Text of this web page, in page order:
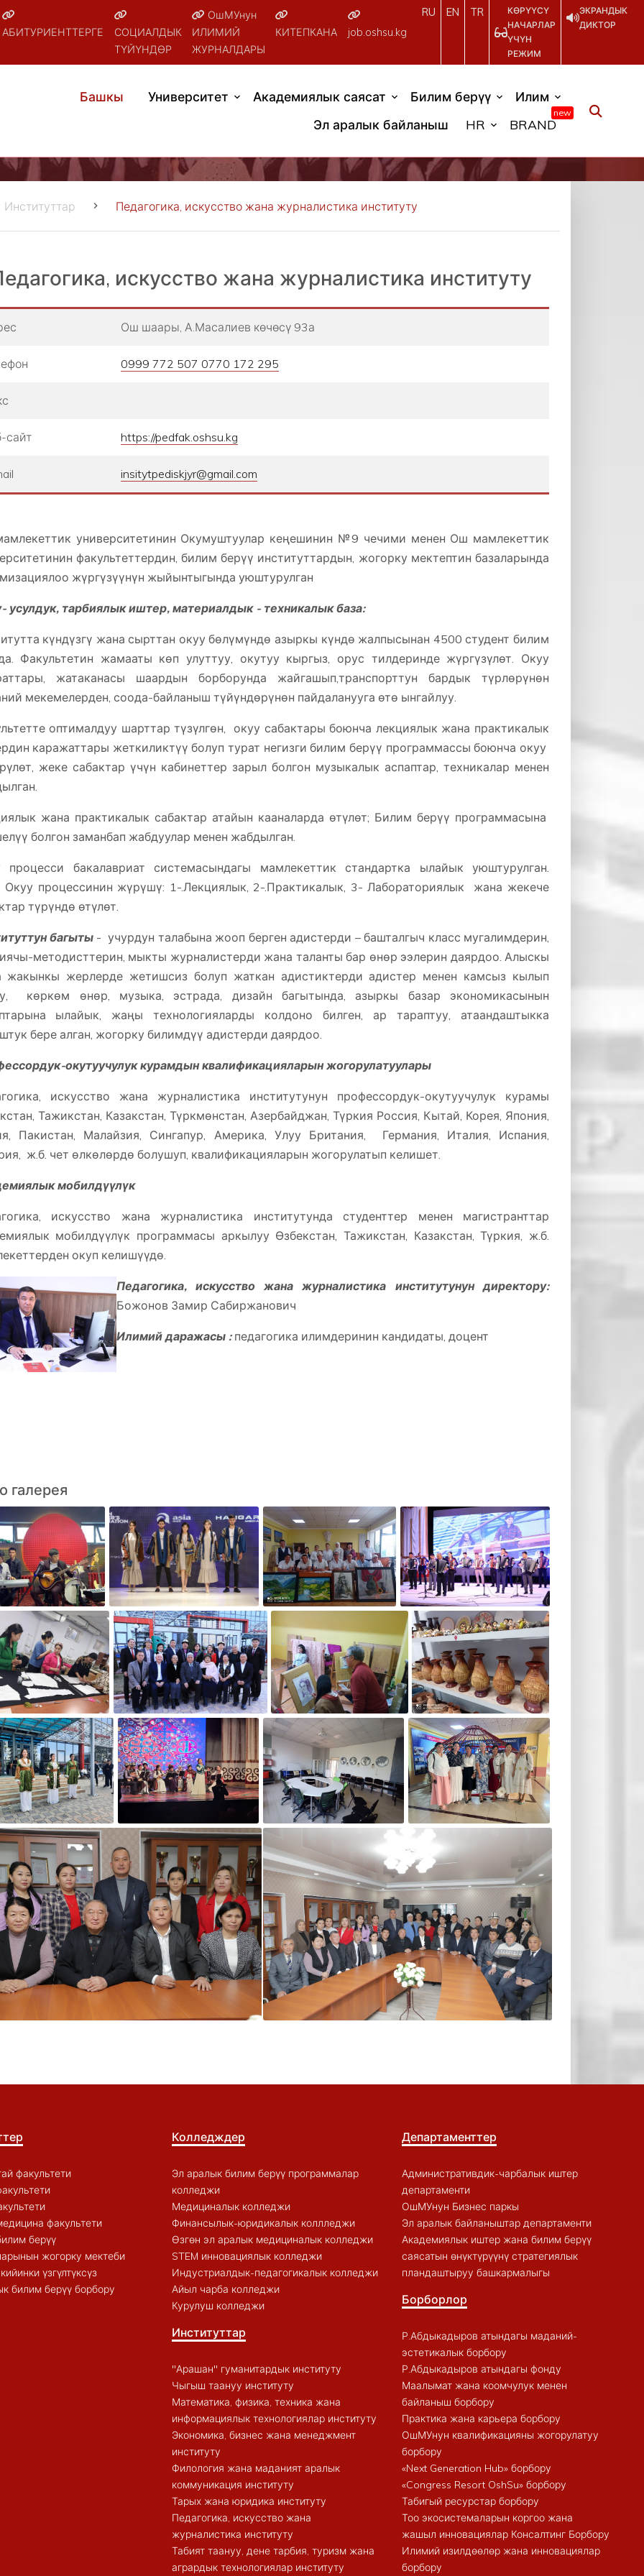
АБИТУРИЕНТТЕРГЕ
СОЦИАЛДЫК
ТҮЙҮНДӨР
ОшМУнун
ИЛИМИЙ
ЖУРНАЛДАРЫ
КИТЕПКАНА job.oshsu.kg
RU EN TR
КӨРҮҮСҮ
НАЧАРЛАР
ҮЧҮН
РЕЖИМ
ЭКРАНДЫК
ДИКТОР
Башкы Университет Академиялык саясат Билим берүү
Илим
Эл аралык байланыш
HR BRAND
new
Институттар Педагогика, искусство жана журналистика институту
искусство жана журналистика институту
Ош шаары, А.Масалиев көчөсү 93а
0999 772 507 0770 172 295
сайт https://pedfak.oshsu.kg
insitytpediskjyr@gmail.com
университетинин Окумуштуулар кеңешинин №9 чечими менен Ош мамлекеттик
факультеттердин, билим берүү институттардын, жогорку мектептин базаларында
жүргүзүүнүн жыйынтыгында уюштурулган
усулдук, тарбиялык иштер, материалдык - техникалык база:
күндүзгү жана сырттан окуу бөлүмүндө азыркы күндө жалпысынан 4500 студент билим
Факультетин жамааты көп улуттуу, окутуу кыргыз, орус тилдеринде жүргүзүлөт. Окуу
жатаканасы шаардын борборунда жайгашып,транспорттун бардык түрлөрүнөн
мекемелерден, соода-байланыш түйүндөрүнөн пайдаланууга өтө ынгайлуу.
оптималдуу шарттар түзүлгөн, окуу сабактары боюнча лекциялык жана практикалык
каражаттары жеткиликтүү болуп турат негизги билим берүү программассы боюнча окуу
жеке сабактар ​​үчүн кабинеттер зарыл болгон музыкалык аспаптар, техникалар менен
жана практикалык сабактар атайын кааналарда өтүлөт; Билим берүү программасына
болгон заманбап жабдуулар менен жабдылган.
процесси бакалавриат системасындагы мамлекеттик стандартка ылайык уюштурулган.
процессинин жүрүшү: 1-.Лекциялык, 2-.Практикалык, 3- Лабораториялык жана жекече
түрүндө өтүлөт.
багыты- учурдун талабына жооп берген адистерди – башталгыч класс мугалимдерин,
методисттерин, мыкты журналистерди жана таланты бар өнөр ээлерин даярдоо. Алыскы
жакынкы жерлерде жетишсиз болуп жаткан адистиктерди адистер менен камсыз кылып
көркөм өнөр, музыка, эстрада, дизайн багытында, азыркы базар экономикасынын
ылайык, жаңы технологияларды колдоно билген, ар тараптуу, атаандаштыкка
бере алган, жогорку билимдүү адистерди даярдоо.
окутуучулук курамдын квалификацияларын жогорулатуулары
искусство жана журналистика институтунун профессордук-окутуучулук курамы
Тажикстан, Казакстан, Түркмөнстан, Азербайджан, Түркия Россия, Кытай, Корея, Япония,
Пакистан, Малайзия, Сингапур, Америка, Улуу Британия, Германия, Италия, Испания,
ж.б. чет өлкөлөрдө болушуп, квалификацияларын жогорулатып келишет.
мобилдүүлүк
искусство жана журналистика институтунда студенттер менен магистранттар
мобилдүүлүк программасы аркылуу Өзбекстан, Тажикстан, Казакстан, Түркия, ж.б.
окуп келишүүдө.
Педагогика, искусство жана журналистика институтунун директору:
Божонов Замир Сабиржанович
Илимий даражасы :педагогика илимдеринин кандидаты, доцент
галерея
факультети
факультети
берүү
жогорку мектеби
үзгүлтүксүз
билим берүү борбору
Колледждер
Эл аралык билим берүү программалар
колледжи
Медициналык колледжи
Финансылык-юридикалык коллледжи
Өзгөн эл аралык медициналык колледжи
STEM инновациялык колледжи
Индустриалдык-педагогикалык колледжи
Айыл чарба колледжи
Курулуш колледжи
Институттар
"Арашан" гуманитардык институту
Чыгыш таануу институту
Математика, физика, техника жана
информациялык технологиялар институту
Экономика, бизнес жана менеджмент
институту
Филология жана маданият аралык
коммуникация институту
Тарых жана юридика институту
Педагогика, искусство жана
журналистика институту
Табият таануу, дене тарбия, туризм жана
агрардык технологиялар институту
Департаменттер
Административдик-чарбалык иштер
департаменти
ОшМУнун Бизнес паркы
Эл аралык байланыштар департаменти
Академиялык иштер жана билим берүү
саясатын өнүктүрүүнү стратегиялык
пландаштыруу башкармалыгы
Борборлор
Р.Абдыкадыров атындагы маданий-
эстетикалык борбору
Р.Абдыкадыров атындагы фонду
Маалымат жана коомчулук менен
байланыш борбору
Практика жана карьера борбору
ОшМУнун квалификацияны жогорулатуу
борбору
«Next Generation Hub» борбору
«Congress Resort OshSu» борбору
Табигый ресурстар борбору
Тоо экосистемаларын коргоо жана
жашыл инновациялар Консалтинг Борбору
Илимий изилдөөлөр жана инновациялар
борбору